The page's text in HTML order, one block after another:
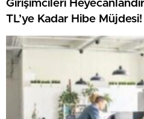
Girişimcileri
TL’ye Kadar Hibe Müjdesi!